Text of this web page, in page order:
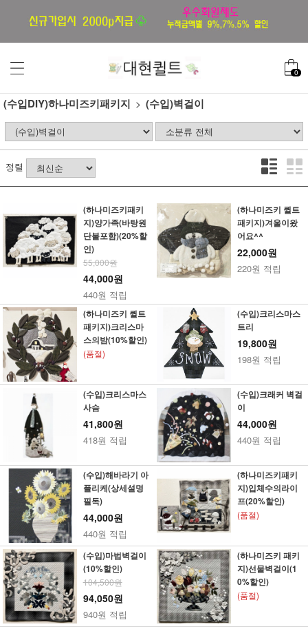
0
(수입DIY)하나미즈키패키지 (수입)벽걸이
정렬
(하나미즈키패키
지)양가족(바탕원
단불포함)(20%할
인)
55,000원
44,000원
440원 적립
(하나미즈키 퀼트
패키지)겨울이왔
어요^^
22,000원
220원 적립
(하나미즈키 퀼트
패키지)크리스마
스의밤(10%할인)
(품절)
(수입)크리스마스
트리
19,800원
198원 적립
(수입)크리스마스
사슴
41,800원
418원 적립
(수입)크래커 벽걸
이
44,000원
440원 적립
(수입)해바라기 아
플리케(상세설명
필독)
44,000원
440원 적립
(하나미즈키패키
지)입체수의라이
프(20%할인)
(품절)
(수입)마법벽걸이
(10%할인)
104,500원
94,050원
940원 적립
(하나미즈키 패키
지)선물벽걸이(1
0%할인)
(품절)